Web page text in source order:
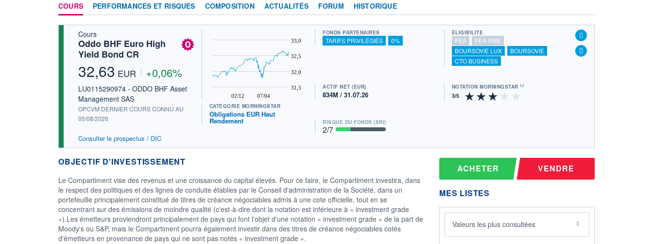
COURS PERFORMANCES ET RISQUES COMPOSITION ACTUALITÉS FORUM HISTORIQUE
Cours
Oddo BHF Euro High
Yield Bond CR
32,63 EUR +0,06%
LU0115290974 - ODDO BHF Asset
Management SAS
OPCVM DERNIER COURS CONNU AU
05/08/2026
Consulter le prospectus / DIC
02/12 07/04
31,5
32,0
32,5
33,0
CATÉGORIE MORNINGSTAR
Obligations EUR Haut
Rendement
FONDS PARTENAIRES
TARIFS PRIVILÉGIÉS 0%
ÉLIGIBILITÉ
PEA
PEA-PME
BOURSOVIE LUX
BOURSOVIE
CTO BUSINESS
ACTIF NET (EUR)
834M / 31.07.26
NOTATION MORNINGSTAR ⁽¹⁾
RISQUE DU FONDS (SRI)
2/7
OBJECTIF D'INVESTISSEMENT
Le Compartiment vise des revenus et une croissance du capital élevés. Pour ce faire, le Compartiment investira, dans
le respect des politiques et des lignes de conduite établies par le Conseil d'administration de la Société, dans un
portefeuille principalement constitué de titres de créance négociables admis à une cote officielle, tout en se
concentrant sur des émissions de moindre qualité (c'est-à-dire dont la notation est inférieure à « investment grade
»).Les émetteurs proviendront principalement de pays qui font l'objet d'une notation « investment grade » de la part de
Moody's ou S&P, mais le Compartiment pourra également investir dans des titres de créance négociables cotés
d'émetteurs en provenance de pays qui ne sont pas notés « investment grade ».
ACHETER VENDRE
MES LISTES
Valeurs les plus consultées